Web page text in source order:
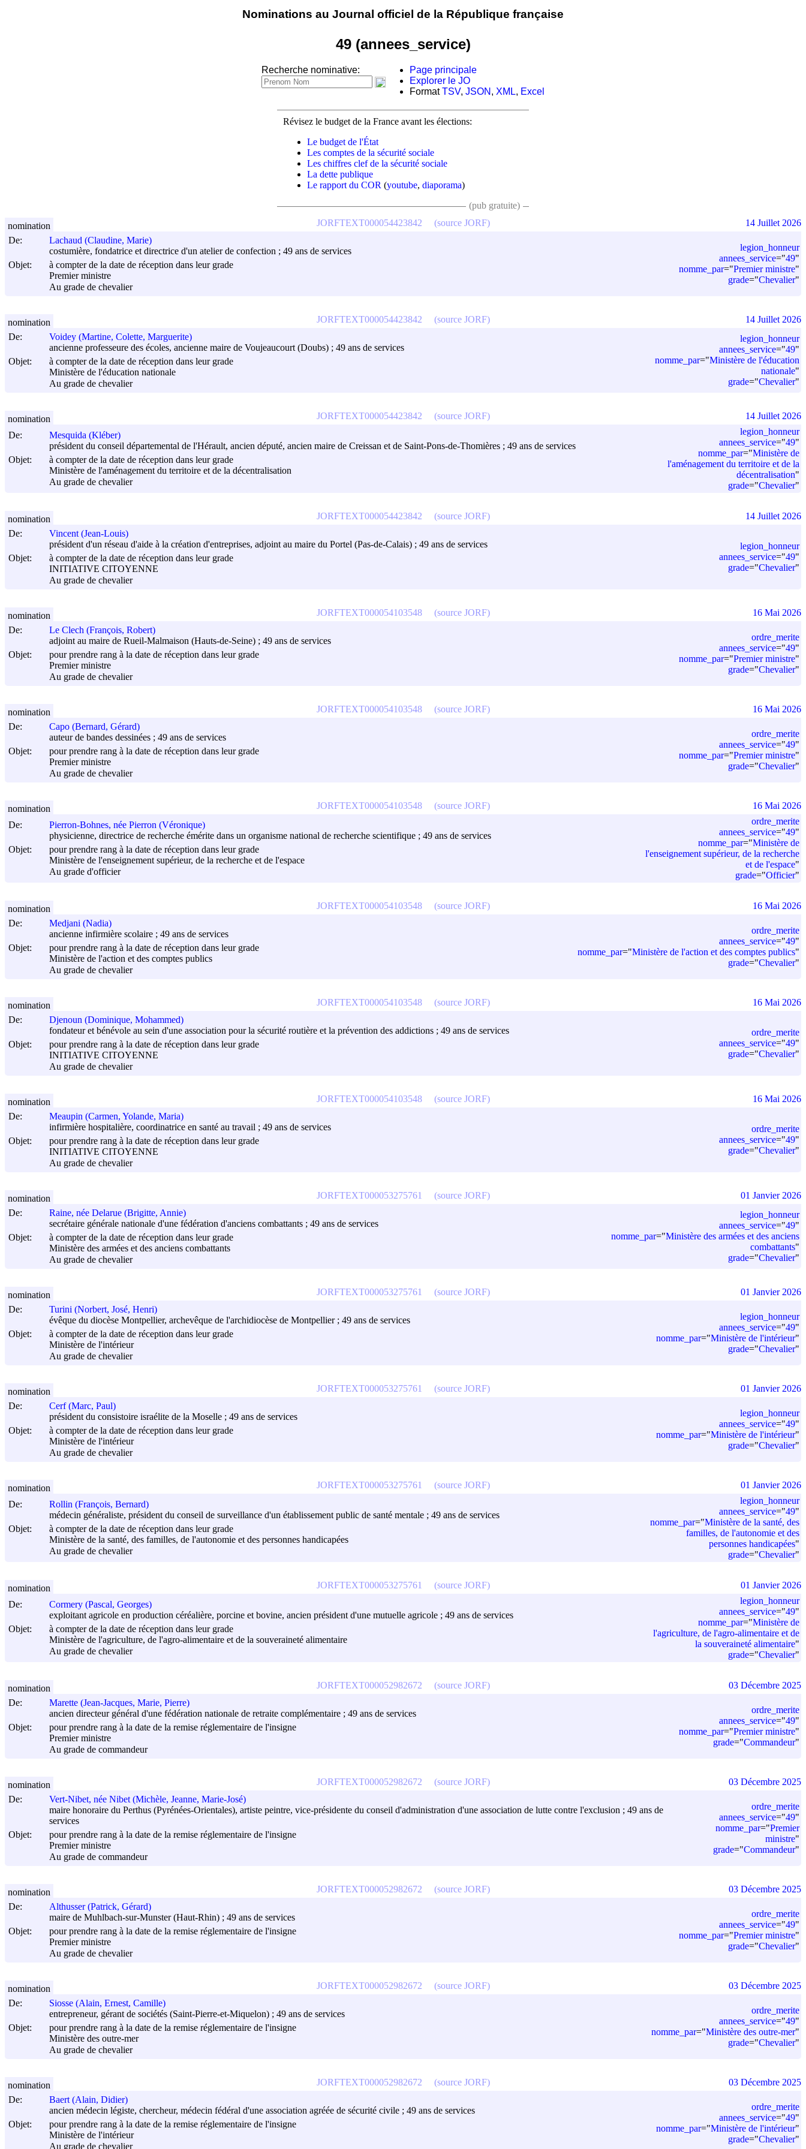
Nominations au Journal officiel de la République française
49 (annees_service)
Recherche nominative:
Page principale
Explorer le JO
FormatTSV, JSON , XML, Excel
Révisez le budget de la France avant les élections:
Le budget de l'État
Les comptes de la sécurité sociale
Les chiffres clef de la sécurité sociale
La dette publique
Le rapport du COR (youtube, diaporama)
(pub gratuite)
De:
Lachaud (Claudine, Marie)
costumière, fondatrice et directrice d'un atelier de confection ; 49 ans de services
Objet:
à compter de la date de réception dans leur grade
Premier ministre
Au grade de chevalier
legion_honneur
annees_service="49"
nomme_par="Premier ministre"
grade="Chevalier"
JORFTEXT000054423842 (source JORF)
nomination 14 Juillet 2026
De:
Voidey (Martine, Colette, Marguerite)
ancienne professeure des écoles, ancienne maire de Voujeaucourt (Doubs) ; 49 ans de services
Objet:
à compter de la date de réception dans leur grade
Ministère de l'éducation nationale
Au grade de chevalier
legion_honneur
annees_service="49"
nomme_par="Ministère de l'éducation
nationale"
grade="Chevalier"
JORFTEXT000054423842 (source JORF)
nomination 14 Juillet 2026
De:
Mesquida (Kléber)
président du conseil départemental de l'Hérault, ancien député, ancien maire de Creissan et de Saint-Pons-de-Thomières ; 49 ans de services
Objet:
à compter de la date de réception dans leur grade
Ministère de l'aménagement du territoire et de la décentralisation
Au grade de chevalier
legion_honneur
annees_service="49"
nomme_par="Ministère de
l'aménagement du territoire et de la
décentralisation"
grade="Chevalier"
JORFTEXT000054423842 (source JORF)
nomination 14 Juillet 2026
De:
Vincent (Jean-Louis)
président d'un réseau d'aide à la création d'entreprises, adjoint au maire du Portel (Pas-de-Calais) ; 49 ans de services
Objet:
à compter de la date de réception dans leur grade
INITIATIVE CITOYENNE
Au grade de chevalier
legion_honneur
annees_service="49"
grade="Chevalier"
JORFTEXT000054423842 (source JORF)
nomination 14 Juillet 2026
De:
Le Clech (François, Robert)
adjoint au maire de Rueil-Malmaison (Hauts-de-Seine) ; 49 ans de services
Objet:
pour prendre rang à la date de réception dans leur grade
Premier ministre
Au grade de chevalier
ordre_merite
annees_service="49"
nomme_par="Premier ministre"
grade="Chevalier"
JORFTEXT000054103548 (source JORF)
nomination 16 Mai 2026
De:
Capo (Bernard, Gérard)
auteur de bandes dessinées ; 49 ans de services
Objet:
pour prendre rang à la date de réception dans leur grade
Premier ministre
Au grade de chevalier
ordre_merite
annees_service="49"
nomme_par="Premier ministre"
grade="Chevalier"
JORFTEXT000054103548 (source JORF)
nomination 16 Mai 2026
De:
Pierron-Bohnes, née Pierron (Véronique)
physicienne, directrice de recherche émérite dans un organisme national de recherche scientifique ; 49 ans de services
Objet:
pour prendre rang à la date de réception dans leur grade
Ministère de l'enseignement supérieur, de la recherche et de l'espace
Au grade d'officier
ordre_merite
annees_service="49"
nomme_par="Ministère de
l'enseignement supérieur, de la recherche
et de l'espace"
grade="Officier"
JORFTEXT000054103548 (source JORF)
nomination 16 Mai 2026
De:
Medjani (Nadia)
ancienne infirmière scolaire ; 49 ans de services
Objet:
pour prendre rang à la date de réception dans leur grade
Ministère de l'action et des comptes publics
Au grade de chevalier
ordre_merite
annees_service="49"
nomme_par="Ministère de l'action et des comptes publics"
grade="Chevalier"
JORFTEXT000054103548 (source JORF)
nomination 16 Mai 2026
De:
Djenoun (Dominique, Mohammed)
fondateur et bénévole au sein d'une association pour la sécurité routière et la prévention des addictions ; 49 ans de services
Objet:
pour prendre rang à la date de réception dans leur grade
INITIATIVE CITOYENNE
Au grade de chevalier
ordre_merite
annees_service="49"
grade="Chevalier"
JORFTEXT000054103548 (source JORF)
nomination 16 Mai 2026
De:
Meaupin (Carmen, Yolande, Maria)
infirmière hospitalière, coordinatrice en santé au travail ; 49 ans de services
Objet:
pour prendre rang à la date de réception dans leur grade
INITIATIVE CITOYENNE
Au grade de chevalier
ordre_merite
annees_service="49"
grade="Chevalier"
JORFTEXT000054103548 (source JORF)
nomination 16 Mai 2026
De:
Raine, née Delarue (Brigitte, Annie)
secrétaire générale nationale d'une fédération d'anciens combattants ; 49 ans de services
Objet:
à compter de la date de réception dans leur grade
Ministère des armées et des anciens combattants
Au grade de chevalier
legion_honneur
annees_service="49"
nomme_par="Ministère des armées et des anciens
combattants"
grade="Chevalier"
JORFTEXT000053275761 (source JORF)
nomination 01 Janvier 2026
De:
Turini (Norbert, José, Henri)
évêque du diocèse Montpellier, archevêque de l'archidiocèse de Montpellier ; 49 ans de services
Objet:
à compter de la date de réception dans leur grade
Ministère de l'intérieur
Au grade de chevalier
legion_honneur
annees_service="49"
nomme_par="Ministère de l'intérieur"
grade="Chevalier"
JORFTEXT000053275761 (source JORF)
nomination 01 Janvier 2026
De:
Cerf (Marc, Paul)
président du consistoire israélite de la Moselle ; 49 ans de services
Objet:
à compter de la date de réception dans leur grade
Ministère de l'intérieur
Au grade de chevalier
legion_honneur
annees_service="49"
nomme_par="Ministère de l'intérieur"
grade="Chevalier"
JORFTEXT000053275761 (source JORF)
nomination 01 Janvier 2026
De:
Rollin (François, Bernard)
médecin généraliste, président du conseil de surveillance d'un établissement public de santé mentale ; 49 ans de services
Objet:
à compter de la date de réception dans leur grade
Ministère de la santé, des familles, de l'autonomie et des personnes handicapées
Au grade de chevalier
legion_honneur
annees_service="49"
nomme_par="Ministère de la santé, des
familles, de l'autonomie et des
personnes handicapées"
grade="Chevalier"
JORFTEXT000053275761 (source JORF)
nomination 01 Janvier 2026
De:
Cormery (Pascal, Georges)
exploitant agricole en production céréalière, porcine et bovine, ancien président d'une mutuelle agricole ; 49 ans de services
Objet:
à compter de la date de réception dans leur grade
Ministère de l'agriculture, de l'agro-alimentaire et de la souveraineté alimentaire
Au grade de chevalier
legion_honneur
annees_service="49"
nomme_par="Ministère de
l'agriculture, de l'agro-alimentaire et de
la souveraineté alimentaire"
grade="Chevalier"
JORFTEXT000053275761 (source JORF)
nomination 01 Janvier 2026
De:
Marette (Jean-Jacques, Marie, Pierre)
ancien directeur général d'une fédération nationale de retraite complémentaire ; 49 ans de services
Objet:
pour prendre rang à la date de la remise réglementaire de l'insigne
Premier ministre
Au grade de commandeur
ordre_merite
annees_service="49"
nomme_par="Premier ministre"
grade="Commandeur"
JORFTEXT000052982672 (source JORF)
nomination 03 Décembre 2025
De:
Vert-Nibet, née Nibet (Michèle, Jeanne, Marie-José)
maire honoraire du Perthus (Pyrénées-Orientales), artiste peintre, vice-présidente du conseil d'administration d'une association de lutte contre l'exclusion ; 49 ans de
services
Objet:
pour prendre rang à la date de la remise réglementaire de l'insigne
Premier ministre
Au grade de commandeur
ordre_merite
annees_service="49"
nomme_par="Premier
ministre"
grade="Commandeur"
JORFTEXT000052982672 (source JORF)
nomination 03 Décembre 2025
De:
Althusser (Patrick, Gérard)
maire de Muhlbach-sur-Munster (Haut-Rhin) ; 49 ans de services
Objet:
pour prendre rang à la date de la remise réglementaire de l'insigne
Premier ministre
Au grade de chevalier
ordre_merite
annees_service="49"
nomme_par="Premier ministre"
grade="Chevalier"
JORFTEXT000052982672 (source JORF)
nomination 03 Décembre 2025
De:
Siosse (Alain, Ernest, Camille)
entrepreneur, gérant de sociétés (Saint-Pierre-et-Miquelon) ; 49 ans de services
Objet:
pour prendre rang à la date de la remise réglementaire de l'insigne
Ministère des outre-mer
Au grade de chevalier
ordre_merite
annees_service="49"
nomme_par="Ministère des outre-mer"
grade="Chevalier"
JORFTEXT000052982672 (source JORF)
nomination 03 Décembre 2025
De:
Baert (Alain, Didier)
ancien médecin légiste, chercheur, médecin fédéral d'une association agréée de sécurité civile ; 49 ans de services
Objet:
pour prendre rang à la date de la remise réglementaire de l'insigne
Ministère de l'intérieur
Au grade de chevalier
ordre_merite
annees_service="49"
nomme_par="Ministère de l'intérieur"
grade="Chevalier"
JORFTEXT000052982672 (source JORF)
nomination 03 Décembre 2025